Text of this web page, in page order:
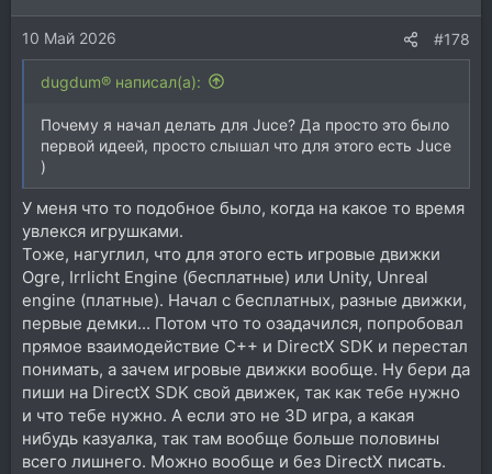
10 Май 2026 #178
dugdum® написал(а):
Почему я начал делать для Juce? Да просто это было
первой идеей, просто слышал что для этого есть Juce
)
У меня что то подобное было, когда на какое то время
увлекся игрушками.
Тоже, нагуглил, что для этого есть игровые движки
Ogre, Irrlicht Engine (бесплатные) или Unity, Unreal
engine (платные). Начал с бесплатных, разные движки,
первые демки... Потом что то озадачился, попробовал
прямое взаимодействие C++ и DirectX SDK и перестал
понимать, а зачем игровые движки вообще. Ну бери да
пиши на DirectX SDK свой движек, так как тебе нужно
и что тебе нужно. А если это не 3D игра, а какая
нибудь казуалка, так там вообще больше половины
всего лишнего. Можно вообще и без DirectX писать.